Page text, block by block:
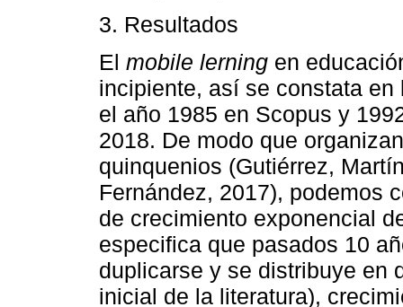
3. Resultados
El mobile lerning en
incipiente, así se constata
el año 1985 en Scopus y
2018. De modo que
quinquenios (Gutiérrez,
Fernández, 2017), podemos
de crecimiento exponencial
especifica que pasados 10
duplicarse y se distribuye en
inicial de la literatura),